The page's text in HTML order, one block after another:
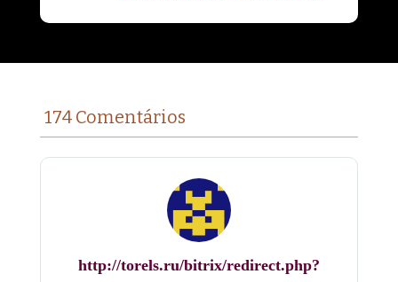
174 Comentários
http://torels.ru/bitrix/redirect.php?